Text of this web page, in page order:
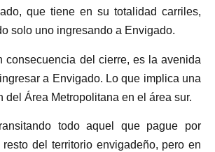
que tiene en su totalidad carriles,
solo uno ingresando a Envigado.
consecuencia del cierre, es la avenida
a Envigado. Lo que implica una
del Área Metropolitana en el área sur.
todo aquel que pague por
del territorio envigadeño, pero en